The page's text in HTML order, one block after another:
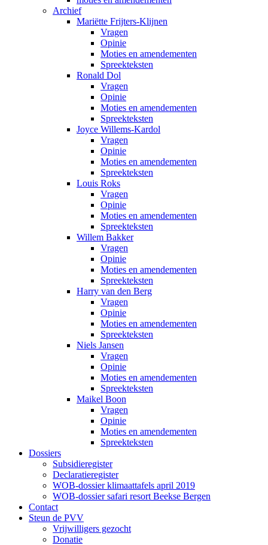
Archief
Mariëtte Frijters-Klijnen
Vragen
Opinie
Moties en amendementen
Spreekteksten
Ronald Dol
Vragen
Opinie
Moties en amendementen
Spreekteksten
Joyce Willems-Kardol
Vragen
Opinie
Moties en amendementen
Spreekteksten
Louis Roks
Vragen
Opinie
Moties en amendementen
Spreekteksten
Willem Bakker
Vragen
Opinie
Moties en amendementen
Spreekteksten
Harry van den Berg
Vragen
Opinie
Moties en amendementen
Spreekteksten
Niels Jansen
Vragen
Opinie
Moties en amendementen
Spreekteksten
Maikel Boon
Vragen
Opinie
Moties en amendementen
Spreekteksten
Dossiers
Subsidieregister
Declaratieregister
WOB-dossier klimaattafels april 2019
WOB-dossier safari resort Beekse Bergen
Contact
Steun de PVV
Vrijwilligers gezocht
Donatie